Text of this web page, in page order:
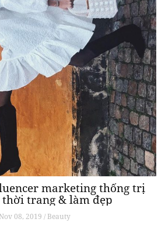
marketing thống trị
trang & làm đẹp
Nov 08, 2019 / Beauty